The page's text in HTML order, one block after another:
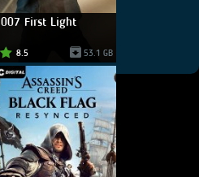
007 First Light
8.5 53.1 GB